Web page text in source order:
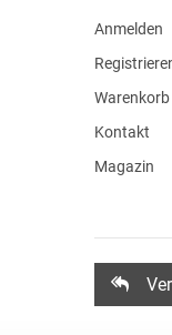
Anmelden
Warenkorb
Kontakt
Magazin